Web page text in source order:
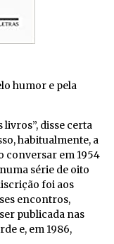
humor e pela
livros”, disse certa
habitualmente, a
conversar em 1954
série de oito
foi aos
encontros,
publicada nas
e, em 1986,